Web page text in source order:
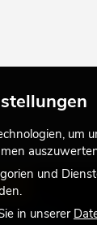
um
und
in unserer